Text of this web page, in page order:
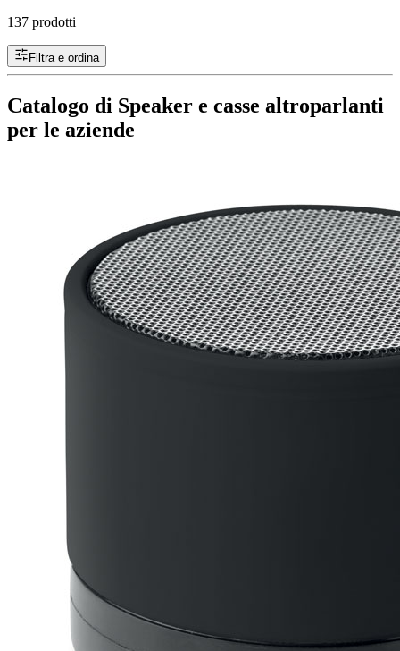
137 prodotti
Filtra e ordina
Catalogo di Speaker e casse altroparlanti
per le aziende